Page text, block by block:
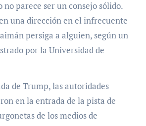
no parece ser un consejo sólido.
una dirección en el infrecuente
persiga a alguien, según un
por la Universidad de
de Trump, las autoridades
en la entrada de la pista de
de los medios de